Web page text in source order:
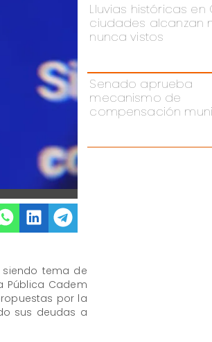
Lluvias históricas en
ciudades alcanzan
nunca vistos
Senado aprueba
mecanismo de
compensación
siendo tema de
Pública Cadem
por la
sus deudas a